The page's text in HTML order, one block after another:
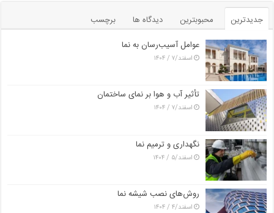
جدیدترین محبوبترین دیدگاه ها
برچسب
عوامل آسیب‌رسان به نما
اسفند/۷ / ۱۴۰۴
تأثیر آب و هوا بر نمای ساختمان
اسفند/۷ / ۱۴۰۴
نگهداری و ترمیم نما
اسفند/۵ / ۱۴۰۴
روش‌های نصب شیشه نما
اسفند/۴ / ۱۴۰۴